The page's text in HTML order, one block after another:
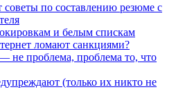
советы по составлению резюме с
и белым спискам
ломают санкциями?
не проблема, проблема то, что
(только их никто не